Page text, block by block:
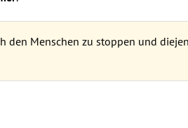
Menschen zu stoppen und